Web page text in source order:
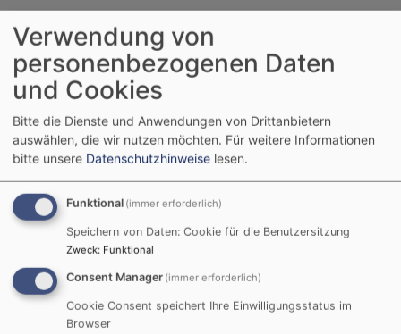
So, 9.8. 11 Uhr
kein Gottesdienst
Würzburg - Steinbachtal Lukaskirche Steinbachtal
Verwendung von
personenbezogenen Daten
und Cookies
Bitte die Dienste und Anwendungen von Drittanbietern
auswählen, die wir nutzen möchten. Für weitere Informationen
bitte unsere Datenschutzhinweise lesen.
Funktional (immer erforderlich)
Speichern von Daten: Cookie für die Benutzersitzung
Zweck: Funktional
Consent Manager (immer erforderlich)
Cookie Consent speichert Ihre Einwilligungsstatus im
Browser